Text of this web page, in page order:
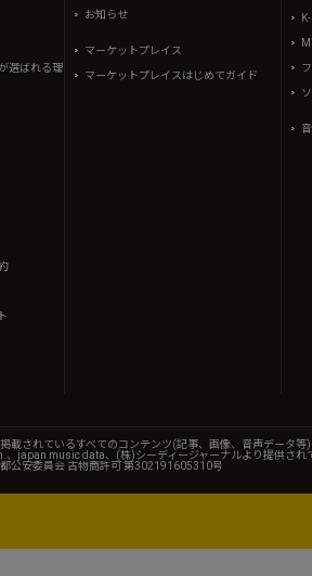
選ばれる理
お知らせ
マーケットプレイス
マーケットプレイスはじめてガイド
掲載されているすべてのコンテンツ(記事、画像、音声データ
、japan music data、(株)シーディージャーナルより提供され
公安委員会 古物商許可 第302191605310号